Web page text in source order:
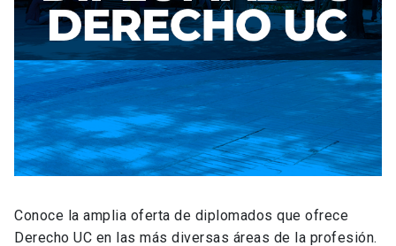
Conoce la amplia oferta de diplomados que ofrece
Derecho UC en las más diversas áreas de la profesión.